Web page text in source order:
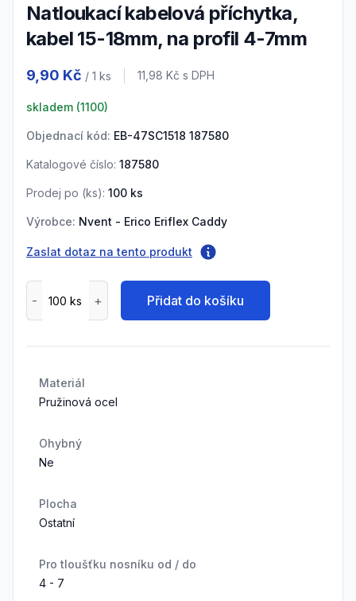
Natloukací kabelová příchytka,
kabel 15-18mm, na profil 4-7mm
9,90 Kč / 1 ks Cena s DPH
11,98 Kč s DPH
skladem (1100)
Objednací kód: EB-47SC1518 187580
Katalogové číslo: 187580
Prodej po (ks): 100 ks
Výrobce: Nvent - Erico Eriflex Caddy
Zaslat dotaz na tento produkt
Přidat do košíku
Materiál
Pružinová ocel
Ohybný
Ne
Plocha
Ostatní
Pro tloušťku nosníku od / do
4 - 7